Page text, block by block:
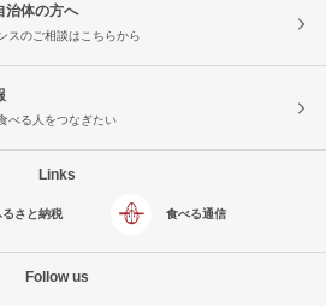
治体の方へ
スのご相談はこちらから
べる人をつなぎたい
Links
るさと納税 食べる通信
Follow us